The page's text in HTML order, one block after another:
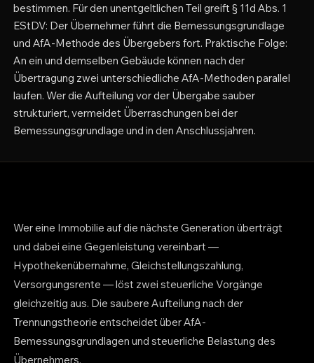
bestimmen. Für den unentgeltlichen Teil greift § 11d Abs. 1
EStDV: Der Übernehmer führt die Bemessungsgrundlage
und AfA-Methode des Übergebers fort. Praktische Folge:
An ein und demselben Gebäude können nach der
Übertragung zwei unterschiedliche AfA-Methoden parallel
laufen. Wer die Aufteilung vor der Übergabe sauber
strukturiert, vermeidet Überraschungen bei der
Bemessungsgrundlage und in den Anschlussjahren.
Wer eine Immobilie auf die nächste Generation überträgt
und dabei eine Gegenleistung vereinbart —
Hypothekenübernahme, Gleichstellungszahlung,
Versorgungsrente — löst zwei steuerliche Vorgänge
gleichzeitig aus. Die saubere Aufteilung nach der
Trennungstheorie entscheidet über AfA-
Bemessungsgrundlagen und steuerliche Belastung des
Übernehmers.